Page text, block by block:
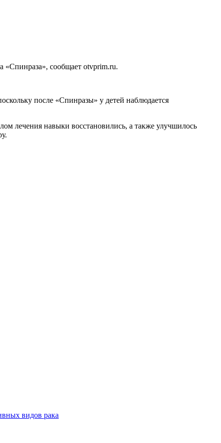
«Спинраза», сообщает otvprim.ru.
после «Спинразы» у детей наблюдается
лечения навыки восстановились, а также улучшилось
видов рака